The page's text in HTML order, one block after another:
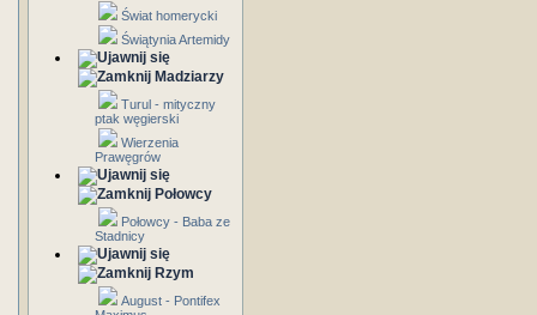
Świat homerycki
Świątynia Artemidy
Madziarzy
Turul - mityczny
ptak węgierski
Wierzenia
Prawęgrów
Połowcy
Połowcy - Baba ze
Stadnicy
Rzym
August - Pontifex